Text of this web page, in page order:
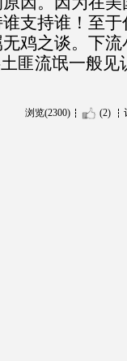
支持谁！至
鸡之谈。下流
匪流氓一般见
浏览(2300) (2)